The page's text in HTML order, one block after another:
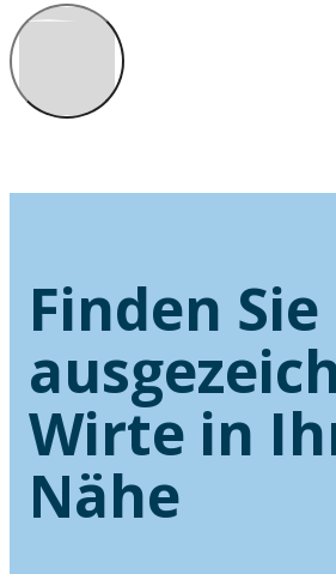
Finden Sie
Wirte in
Nähe